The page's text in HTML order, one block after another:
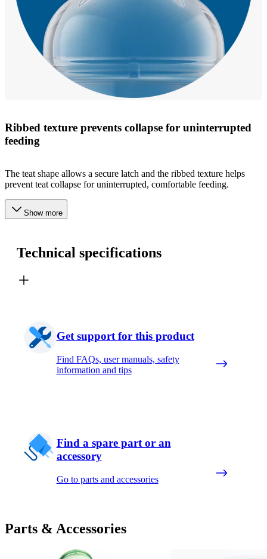
Ribbed texture prevents collapse for uninterrupted
feeding
The teat shape allows a secure latch and the ribbed texture helps
prevent teat collapse for uninterrupted, comfortable feeding.
Show more
Technical specifications
Get support for this product
Find FAQs, user manuals, safety
information and tips
Find a spare part or an
accessory
Go to parts and accessories
Parts & Accessories